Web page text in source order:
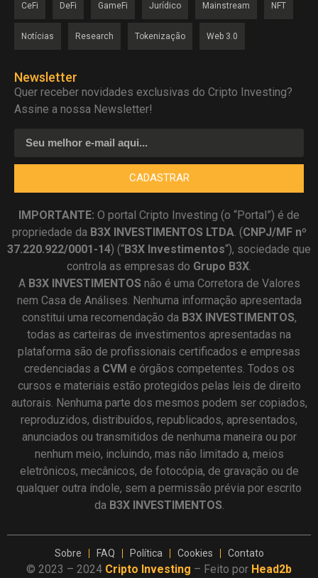
CeFi DeFi GameFi Jurídico Mainstream NFT
Notícias Research Tokenização Web 3.0
Newsletter
Quer receber novidades exclusivas do Cripto Investing?
Assine a nossa Newsletter!
CADASTRAR
IMPORTANTE: O portal Cripto Investing (o “Portal”) é de
propriedade da B3X INVESTIMENTOS LTDA . (CNPJ/MF nº
37.220.922/0001-14) (“B3X Investimentos“), sociedade que
controla as empresas do Grupo B3X
A B3X INVESTIMENTOS não é uma Corretora de Valores
nem Casa de Análises. Nenhuma informação apresentada
constitui uma recomendação da B3X INVESTIMENTOS,
todas as carteiras de investimentos apresentadas na
plataforma são de profissionais certificados e empresas
credenciadas a CVM e órgãos competentes. Todos os
cursos e materiais estão protegidos pelas leis de direito
autorais. Nenhuma parte dos mesmos podem ser copiados,
reproduzidos, distribuídos, republicados, apresentados,
anunciados ou transmitidos de nenhuma maneira ou por
nenhum meio, incluindo, mas não limitado a, meios
eletrônicos, mecânicos, de fotocópia, de gravação ou de
qualquer outra índole, sem a permissão prévia por escrito
da B3X INVESTIMENTOS
Sobre FAQ Política Cookies Contato
© 2023 – 2024 Cripto Investing – Feito por Head2b